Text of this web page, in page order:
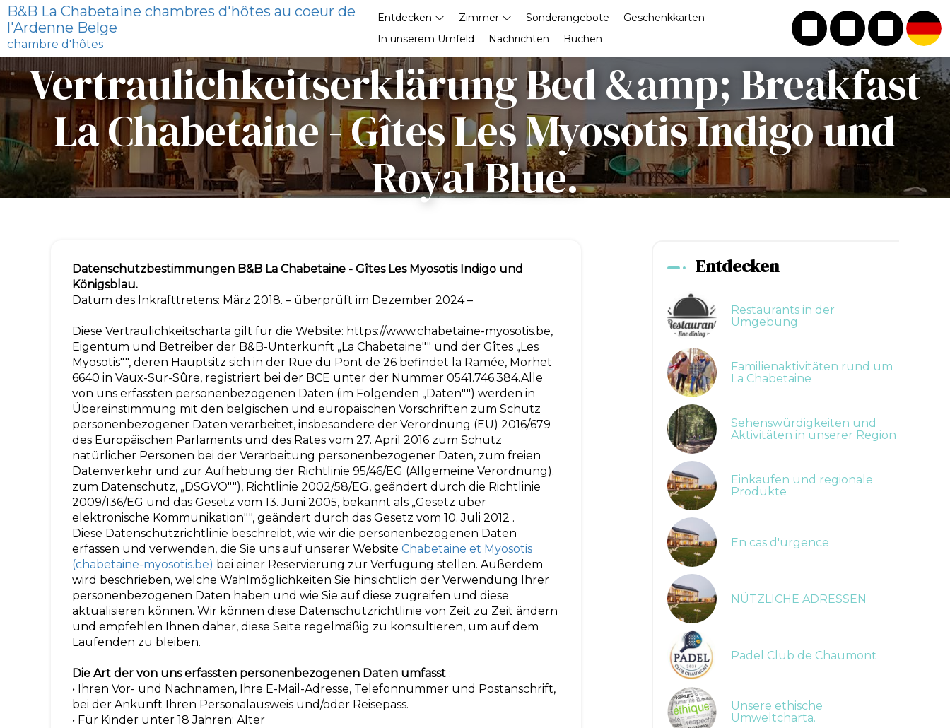
B&B La Chabetaine chambres d'hôtes au coeur de
l'Ardenne Belge
chambre d'hôtes
Entdecken Zimmer Sonderangebote
Geschenkkarten
In unserem Umfeld
Nachrichten Buchen
Vertraulichkeitserklärung Bed &amp; Breakfast
La Chabetaine - Gîtes Les Myosotis Indigo und
Royal Blue.
Datenschutzbestimmungen B&B La Chabetaine - Gîtes Les Myosotis Indigo und
Königsblau.
Datum des Inkrafttretens: März 2018. – überprüft im Dezember 2024 –
Diese Vertraulichkeitscharta gilt für die Website: https://www.chabetaine-myosotis.be,
Eigentum und Betreiber der B&B-Unterkunft „La Chabetaine"" und der Gîtes „Les
Myosotis"", deren Hauptsitz sich in der Rue du Pont de 26 befindet la Ramée, Morhet
6640 in Vaux-Sur-Sûre, registriert bei der BCE unter der Nummer 0541.746.384.Alle
von uns erfassten personenbezogenen Daten (im Folgenden „Daten"") werden in
Übereinstimmung mit den belgischen und europäischen Vorschriften zum Schutz
personenbezogener Daten verarbeitet, insbesondere der Verordnung (EU) 2016/679
des Europäischen Parlaments und des Rates vom 27. April 2016 zum Schutz
natürlicher Personen bei der Verarbeitung personenbezogener Daten, zum freien
Datenverkehr und zur Aufhebung der Richtlinie 95/46/EG (Allgemeine Verordnung).
zum Datenschutz, „DSGVO""), Richtlinie 2002/58/EG, geändert durch die Richtlinie
2009/136/EG und das Gesetz vom 13. Juni 2005, bekannt als „Gesetz über
elektronische Kommunikation"", geändert durch das Gesetz vom 10. Juli 2012 .
Diese Datenschutzrichtlinie beschreibt, wie wir die personenbezogenen Daten
erfassen und verwenden, die Sie uns auf unserer Website Chabetaine et Myosotis
(chabetaine-myosotis.be) bei einer Reservierung zur Verfügung stellen. Außerdem
wird beschrieben, welche Wahlmöglichkeiten Sie hinsichtlich der Verwendung Ihrer
personenbezogenen Daten haben und wie Sie auf diese zugreifen und diese
aktualisieren können. Wir können diese Datenschutzrichtlinie von Zeit zu Zeit ändern
und empfehlen Ihnen daher, diese Seite regelmäßig zu konsultieren, um auf dem
Laufenden zu bleiben.
Die Art der von uns erfassten personenbezogenen Daten umfasst :
• Ihren Vor- und Nachnamen, Ihre E-Mail-Adresse, Telefonnummer und Postanschrift,
bei der Ankunft Ihren Personalausweis und/oder Reisepass.
• Für Kinder unter 18 Jahren: Alter
Entdecken
Restaurants in der
Umgebung
Familienaktivitäten rund um
La Chabetaine
Sehenswürdigkeiten und
Aktivitäten in unserer Region
Einkaufen und regionale
Produkte
En cas d'urgence
NÜTZLICHE ADRESSEN
Padel Club de Chaumont
Unsere ethische
Umweltcharta.